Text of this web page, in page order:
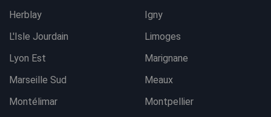
Herblay
Igny
L'Isle Jourdain
Limoges
Lyon Est
Marignane
Marseille Sud
Meaux
Montélimar
Montpellier